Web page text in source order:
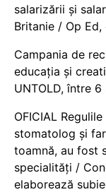
salarizării și
Britanie / Op
Campania de
educația și
UNTOLD, între
OFICIAL
stomatolog și
toamnă, au fost
specialități /
elaborează